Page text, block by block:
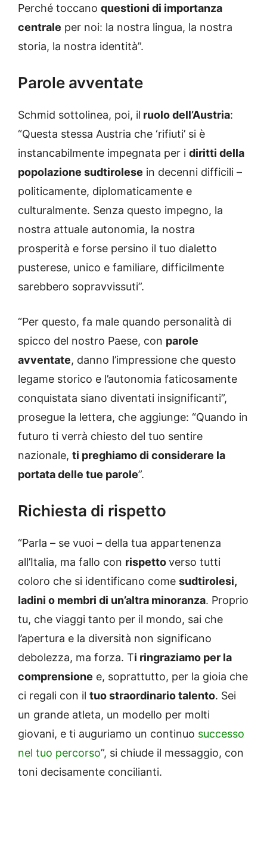
Perché toccano questioni di importanza
centrale per noi: la nostra lingua, la nostra
storia, la nostra identità”.
Parole avventate
Schmid sottolinea, poi, il ruolo dell’Austria:
“Questa stessa Austria che ‘rifiuti’ si è
instancabilmente impegnata per i diritti della
popolazione sudtirolese in decenni difficili –
politicamente, diplomaticamente e
culturalmente. Senza questo impegno, la
nostra attuale autonomia, la nostra
prosperità e forse persino il tuo dialetto
pusterese, unico e familiare, difficilmente
sarebbero sopravvissuti”.
“Per questo, fa male quando personalità di
spicco del nostro Paese, con parole
avventate, danno l’impressione che questo
legame storico e l’autonomia faticosamente
conquistata siano diventati insignificanti”,
prosegue la lettera, che aggiunge: “Quando in
futuro ti verrà chiesto del tuo sentire
nazionale, ti preghiamo di considerare la
portata delle tue parole”.
Richiesta di rispetto
“Parla – se vuoi – della tua appartenenza
all’Italia, ma fallo con rispettoverso tutti
coloro che si identificano come sudtirolesi,
ladini o membri di un’altra minoranza. Proprio
tu, che viaggi tanto per il mondo, sai che
l’apertura e la diversità non significano
debolezza, ma forza. Ti ringraziamo per la
comprensione e, soprattutto, per la gioia che
ci regali con il tuo straordinario talento. Sei
un grande atleta, un modello per molti
giovani, e ti auguriamo un continuo successo
nel tuo percorso”, si chiude il messaggio, con
toni decisamente concilianti.